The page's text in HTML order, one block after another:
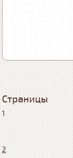
Страницы
1
2